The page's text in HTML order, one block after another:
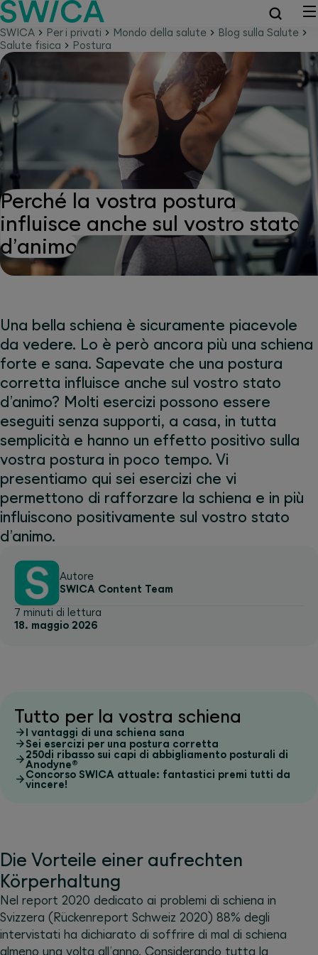
SWICA Per i privati Mondo della salute
Blog sulla Salute
Salute fisica
Postura
Perché la vostra postura
influisce anche sul vostro stato
d’animo
Una bella schiena è sicuramente piacevole
da vedere. Lo è però ancora più una schiena
forte e sana. Sapevate che una postura
corretta influisce anche sul vostro stato
d’animo? Molti esercizi possono essere
eseguiti senza supporti, a casa, in tutta
semplicità e hanno un effetto positivo sulla
vostra postura in poco tempo. Vi
presentiamo qui sei esercizi che vi
permettono di rafforzare la schiena e in più
influiscono positivamente sul vostro stato
d’animo.
Autore
SWICA Content Team
7 minuti di lettura
18. maggio 2026
Tutto per la vostra schiena
I vantaggi di una schiena sana
Sei esercizi per una postura corretta
250di ribasso sui capi di abbigliamento posturali di
Anodyne®
Concorso SWICA attuale: fantastici premi tutti da
vincere!
Die Vorteile einer aufrechten
Körperhaltung
Nel report 2020 dedicato ai problemi di schiena in
Svizzera (Rückenreport Schweiz 2020) 88% degli
intervistati ha dichiarato di soffrire di mal di schiena
almeno una volta all’anno. Considerando tutta la